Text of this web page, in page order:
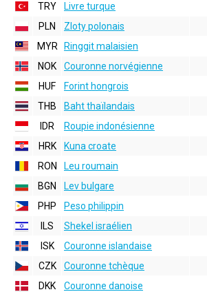
TRY
Livre turque
PLN
Zloty polonais
MYR
Ringgit malaisien
NOK
Couronne norvégienne
HUF
Forint hongrois
THB
Baht thaïlandais
IDR
Roupie indonésienne
HRK
Kuna croate
RON
Leu roumain
BGN
Lev bulgare
PHP
Peso philippin
ILS
Shekel israélien
ISK
Couronne islandaise
CZK
Couronne tchèque
DKK
Couronne danoise